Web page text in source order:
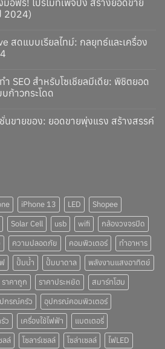
อฟรี! โปรโมทเพจปัง สร้างยอดขาย
2024)
สดแบบเรียลไทม์: กลยุทธ์และเครื่อง
SEO สำหรับโซเชียลมีเดีย: พิชิตยอด
ก้าวกระโดด
นขายของ: ยอดขายพุ่งแรง สร้างสรรค์
iPhone 13 LED
Shopee
Solar Cell usb wifi
กล้องวงจรปิด
ความปลอดภัย คอมพิวเตอร์
ทำอาหาร
ปั๊มน้ำ ปั๊มบาดาล
พลังงานแสงอาทิตย์
ราคาถูก ราคาประหยัด
สมาร์ทโฮม
กรณ์ครัว
อุปกรณ์คอมพิวเตอร์
ว เครื่องใช้ไฟฟ้า
แบตเตอรี่
ลล์ โซลาร์เซลล์ โซล่าเซลล์ ไฟLED